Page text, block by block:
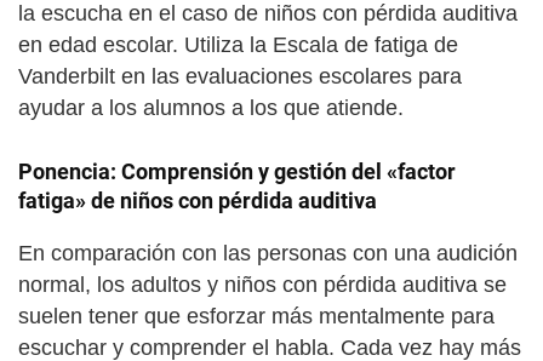
la escucha en el caso de niños con pérdida auditiva
en edad escolar. Utiliza la Escala de fatiga de
Vanderbilt en las evaluaciones escolares para
ayudar a los alumnos a los que atiende.
Ponencia: Comprensión y gestión del «factor
fatiga» de niños con pérdida auditiva
En comparación con las personas con una audición
normal, los adultos y niños con pérdida auditiva se
suelen tener que esforzar más mentalmente para
escuchar y comprender el habla. Cada vez hay más